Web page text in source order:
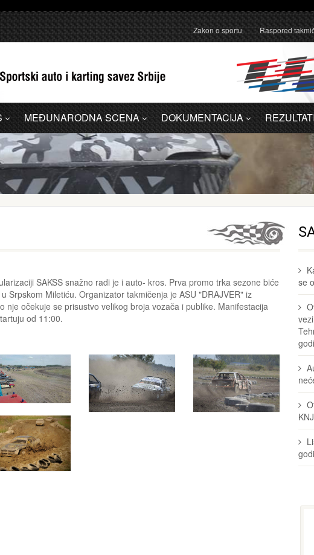
Zakon o sportu Raspored
MEĐUNARODNA SCENA DOKUMENTACIJA
SAKSS snažno radi je i auto- kros. Prva promo trka sezone biće
Srpskom Miletiću. Organizator takmičenja je ASU "DRAJVER" iz
nje očekuje se prisustvo velikog broja vozača i publike. Manifestacija
od 11:00.
se